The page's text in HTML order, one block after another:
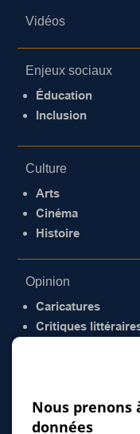
Vidéos
Enjeux sociaux
Éducation
Inclusion
Culture
Arts
Cinéma
Histoire
Opinion
Caricatures
Critiques
Nous prenons
données